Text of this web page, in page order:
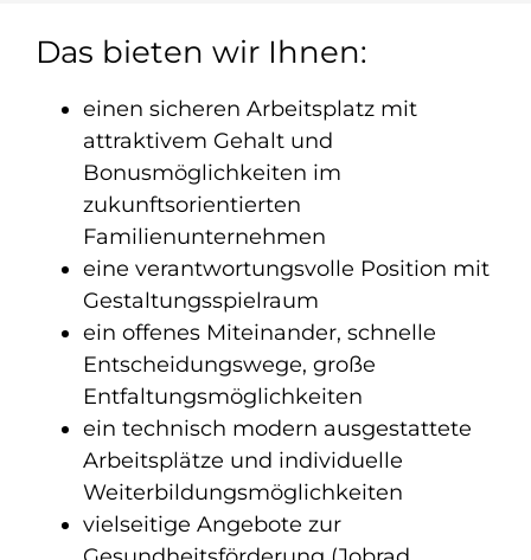
Das bieten wir Ihnen:
einen sicheren Arbeitsplatz mit
attraktivem Gehalt und
Bonusmöglichkeiten im
zukunftsorientierten
Familienunternehmen
eine verantwortungsvolle Position mit
Gestaltungsspielraum
ein offenes Miteinander, schnelle
Entscheidungswege, große
Entfaltungsmöglichkeiten
ein technisch modern ausgestattete
Arbeitsplätze und individuelle
Weiterbildungsmöglichkeiten
vielseitige Angebote zur